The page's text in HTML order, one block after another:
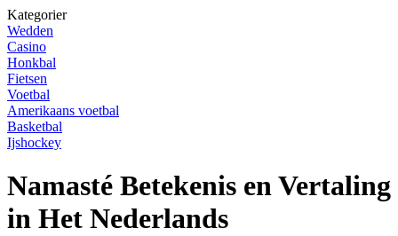
Kategorier
Wedden
Casino
Honkbal
Fietsen
Voetbal
Amerikaans voetbal
Basketbal
Ijshockey
Namasté Betekenis en Vertaling
in Het Nederlands